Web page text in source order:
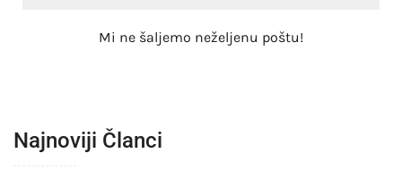
Mi ne šaljemo neželjenu poštu!
Najnoviji Članci